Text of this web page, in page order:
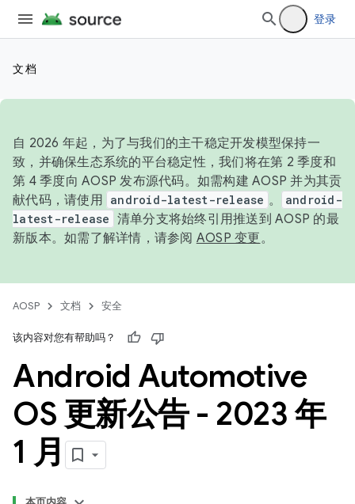
登录
文档
自 2026 年起，为了与我们的主干稳定开发模型保持一
致，并确保生态系统的平台稳定性，我们将在第 2 季度和
第 4 季度向 AOSP 发布源代码。如需构建 AOSP 并为其贡
献代码，请使用 android-latest-release 。
android-
latest-release 清单分支将始终引用推送到 AOSP 的最
新版本。如需了解详情，请参阅 AOSP 变更。
AOSP 文档 安全
该内容对您有帮助吗？
Android Automotive
OS 更新公告 - 2023 年
1 月